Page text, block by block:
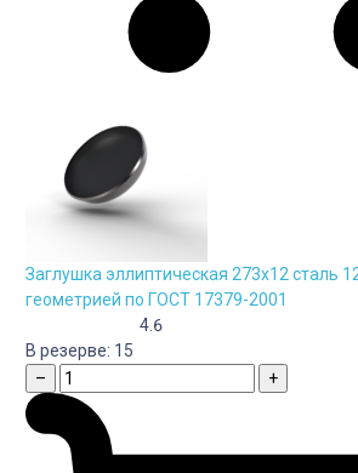
Заглушка эллиптическая 273х12 сталь
геометрией по ГОСТ 17379-2001
4.6
В резерве: 15
–
+